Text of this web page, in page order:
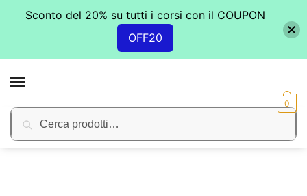
Cerca:Cerca
0
Sconto del 20% su tutti i corsi con il COUPON
OFF20